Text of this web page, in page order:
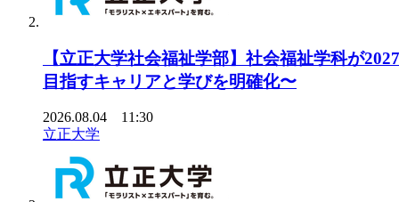
【立正大学社会福祉学部】社会福祉学科が
目指すキャリアと学びを明確化〜
2026.08.04 11:30
立正大学